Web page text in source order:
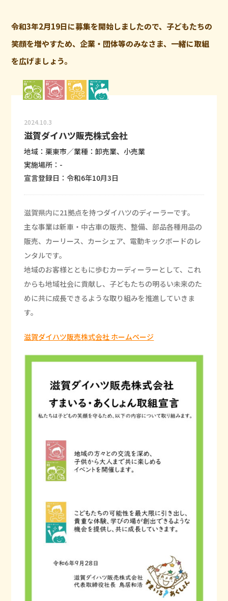
令和3年2月19日に募集を開始しましたので、子どもたちの
笑顔を増やすため、企業・団体等のみなさま、一緒に取組
を広げましょう。
2024.10.3
滋賀ダイハツ販売株式会社
地域：栗東市／業種：卸売業、小売業
実施場所：-
宣言登録日：令和6年10月3日
滋賀県内に21拠点を持つダイハツのディーラーです。
主な事業は新車・中古車の販売、整備、部品各種用品の
販売、カーリース、カーシェア、電動キックボードのレ
ンタルです。
地域のお客様とともに歩むカーディーラーとして、これ
からも地域社会に貢献し、子どもたちの明るい未来のた
めに共に成長できるような取り組みを推進していきま
す。
滋賀ダイハツ販売株式会社 ホームページ